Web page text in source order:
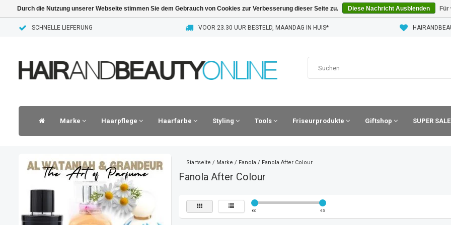
SCHNELLE LIEFERUNG VOOR 23.30 UUR BESTELD, MAANDAG IN HUIS*
Marke Haarpflege Haarfarbe Styling Tools Friseurprodukte Giftshop SUPER
Startseite / Marke / Fanola / Fanola After Colour
Fanola After Colour
€0 €5
Durch die Nutzung unserer Webseite stimmen Sie dem Gebrauch von Cookies zur Verbesserung dieser Seite zu. Diese Nachricht Ausblenden